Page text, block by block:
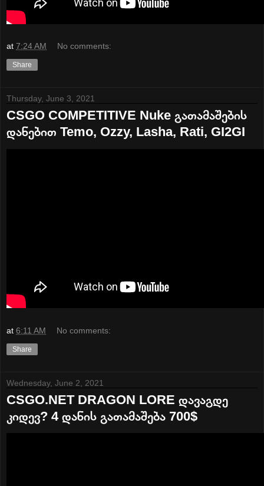
at 7:24 AM No comments:
Share
Thursday, June 3, 2021
CSGO COMPETITIVE Nuke გათამაშების
დანებით Temo, Ozzy, Lasha, Rati, GI2GI
at 6:11 AM No comments:
Share
Wednesday, June 2, 2021
CSGO.NET DRAGON LORE დავაგდე
კიდევ? 4 დანის გათამაშება 700$